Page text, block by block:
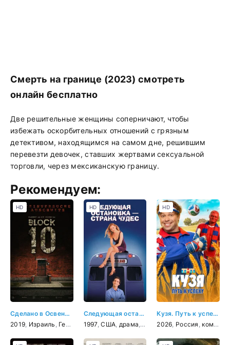
Смерть на границе (2023) смотреть
онлайн бесплатно
Две решительные женщины соперничают, чтобы
избежать оскорбительных отношений с грязным
детективом, находящимся на самом дне, решившим
перевезти девочек, ставших жертвами сексуальной
торговли, через мексиканскую границу.
Рекомендуем:
Сделано в Освенциме: Нерассказанная история блока номер десять
2019 Израиль Германия ,документальный военный ,история
HD
Следующая остановка - страна чудес
1997,США драма мелодрама,комедия
HD
Кузя. Путь к успеху
2026 Россия комедия
HD